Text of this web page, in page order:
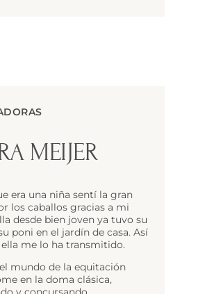
MEIJER
era una niña sentí la gran
los caballos gracias a mi
desde bien joven ya tuvo su
poni en el jardín de casa. Así
me lo ha transmitido.
mundo de la equitación
en la doma clásica,